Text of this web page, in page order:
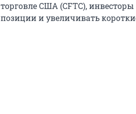
торговле США (CFTC),
позиции и увеличивать